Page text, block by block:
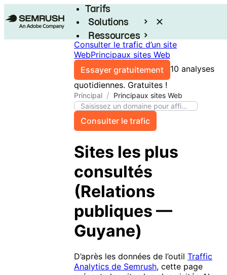
Tarifs
Solutions
Ressources
Entreprises
Consulter le trafic d’un site
WebPrincipaux sites Web
Essayer gratuitement
10 analyses
quotidiennes. Gratuites !
Principal / Principaux sites Web
Consulter le trafic
Sites les plus
consultés
(Relations
publiques —
Guyane)
D’après les données de l’outil Traffic
Analytics de Semrush, cette page